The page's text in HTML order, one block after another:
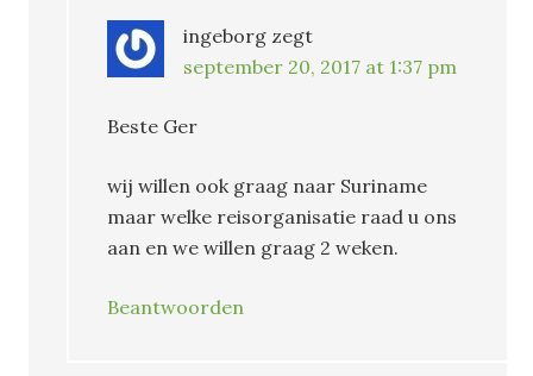
ingeborg zegt
september 20, 2017 at 1:37 pm
Beste Ger
wij willen ook graag naar Suriname
maar welke reisorganisatie raad u ons
aan en we willen graag 2 weken.
Beantwoorden